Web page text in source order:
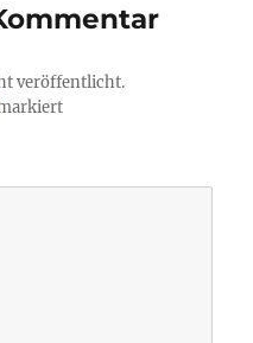
veröffentlicht.